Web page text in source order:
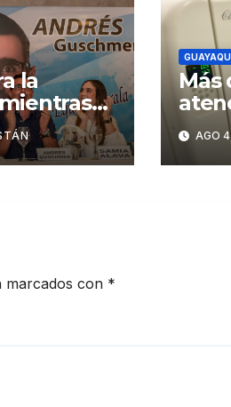
la
muestra
Más
AGO
marcados con *